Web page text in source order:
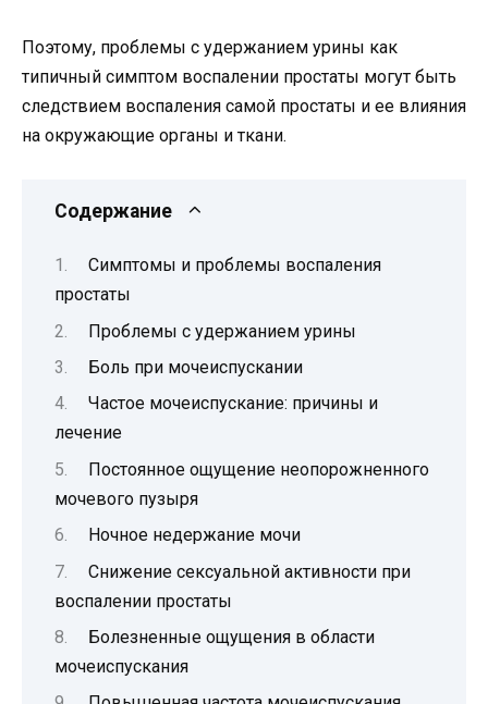
Поэтому, проблемы с удержанием урины как
типичный симптом воспалении простаты могут быть
следствием воспаления самой простаты и ее влияния
на окружающие органы и ткани.
Содержание
Симптомы и проблемы воспаления
простаты
Проблемы с удержанием урины
Боль при мочеиспускании
Частое мочеиспускание: причины и
лечение
Постоянное ощущение неопорожненного
мочевого пузыря
Ночное недержание мочи
Снижение сексуальной активности при
воспалении простаты
Болезненные ощущения в области
мочеиспускания